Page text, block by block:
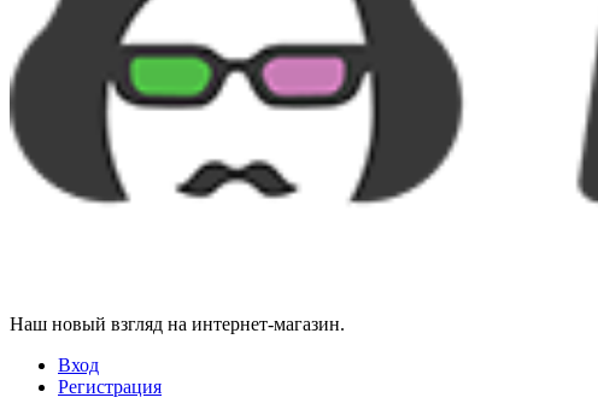
Наш новый взгляд на интернет-магазин.
Вход
Регистрация